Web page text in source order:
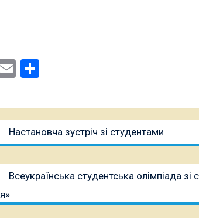
Email
публікація:
Настановча зустріч зі студентами
публікація:
Всеукраїнська студентська олімпіада зі